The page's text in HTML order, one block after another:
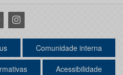
Instagram
Comunidade interna
Acessibilidade